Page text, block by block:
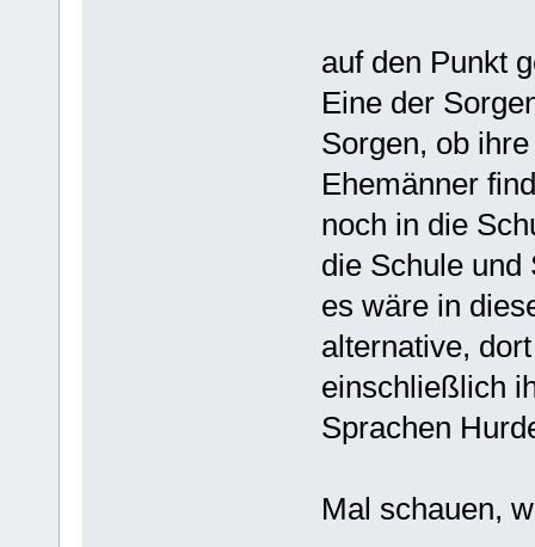
auf den Punkt
Eine der
Sorgen, ob
Ehemänner
noch in die
die Schule und
es wäre in
alternative,
einschließlich
Sprachen
Mal schauen,